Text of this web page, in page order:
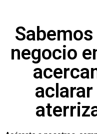
negocio